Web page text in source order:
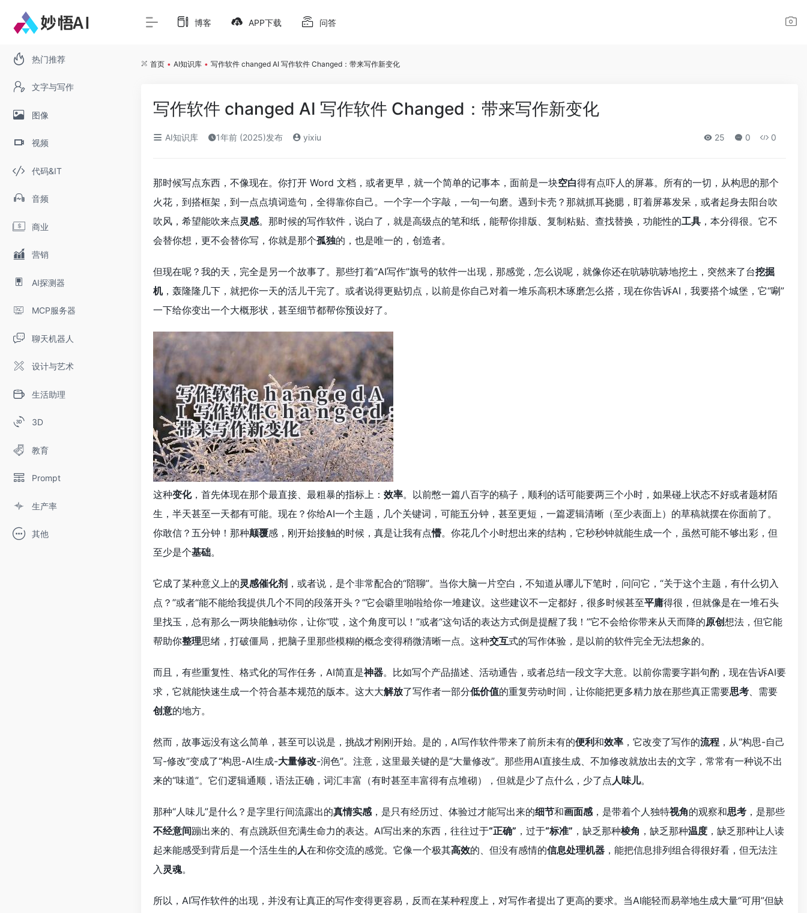
热门推荐
文字与写作
图像
视频
代码&IT
音频
商业
营销
AI探测器
MCP服务器
聊天机器人
设计与艺术
生活助理
3D
教育
Prompt
生产率
其他
博客 APP下载 问答
首页 • AI知识库 • 写作软件 changed AI 写作软件 Changed：带来写作新变化
写作软件 changed AI 写作软件 Changed：带来写作新变化
AI知识库 1年前 (2025)发布 yixiu 25 0 0
那时候写点东西，不像现在。你打开 Word 文档，或者更早，就一个简单的记事本，面前是一块空白得有点吓人的屏幕。所有的一切，从构思的那个
火花，到搭框架，到一点点填词造句，全得靠你自己。一个字一个字敲，一句一句磨。遇到卡壳？那就抓耳挠腮，盯着屏幕发呆，或者起身去阳台吹
吹风，希望能吹来点灵感。那时候的写作软件，说白了，就是高级点的笔和纸，能帮你排版、复制粘贴、查找替换，功能性的工具 ，本分得很。它不
会替你想，更不会替你写，你就是那个孤独的，也是唯一的，创造者。
但现在呢？我的天，完全是另一个故事了。那些打着“AI写作”旗号的软件一出现，那感觉，怎么说呢，就像你还在吭哧吭哧地挖土，突然来了台挖掘
机，轰隆隆几下，就把你一天的活儿干完了。或者说得更贴切点，以前是你自己对着一堆乐高积木琢磨怎么搭，现在你告诉AI，我要搭个城堡，它“唰”
一下给你变出一个大概形状，甚至细节都帮你预设好了。
这种变化，首先体现在那个最直接、最粗暴的指标上： 效率。以前憋一篇八百字的稿子，顺利的话可能要两三个小时，如果碰上状态不好或者题材陌
生，半天甚至一天都有可能。现在？你给AI一个主题，几个关键词，可能五分钟，甚至更短，一篇逻辑清晰（至少表面上）的草稿就摆在你面前了。
你敢信？五分钟！那种颠覆感，刚开始接触的时候，真是让我有点懵。你花几个小时想出来的结构，它秒秒钟就能生成一个，虽然可能不够出彩，但
至少是个基础。
它成了某种意义上的灵感催化剂 ，或者说，是个非常配合的“陪聊”。当你大脑一片空白，不知道从哪儿下笔时，问问它，“关于这个主题，有什么切入
点？”或者“能不能给我提供几个不同的段落开头？”它会噼里啪啦给你一堆建议。这些建议不一定都好，很多时候甚至平庸得很，但就像是在一堆石头
里找玉，总有那么一两块能触动你，让你“哎，这个角度可以！”或者“这句话的表达方式倒是提醒了我！”它不会给你带来从天而降的原创想法，但它能
帮助你整理思绪，打破僵局，把脑子里那些模糊的概念变得稍微清晰一点。这种交互式的写作体验，是以前的软件完全无法想象的。
而且，有些重复性、格式化的写作任务，AI简直是神器。比如写个产品描述、活动通告，或者总结一段文字大意。以前你需要字斟句酌，现在告诉AI要
求，它就能快速生成一个符合基本规范的版本。这大大解放了写作者一部分低价值的重复劳动时间，让你能把更多精力放在那些真正需要思考、需要
创意的地方。
然而，故事远没有这么简单，甚至可以说是，挑战才刚刚开始。是的，AI写作软件带来了前所未有的便利和效率 ，它改变了写作的流程 ，从“构思-自己
写-修改”变成了“构思-AI生成-大量修改-润色”。注意，这里最关键的是“大量修改”。那些用AI直接生成、不加修改就放出去的文字，常常有一种说不出
来的“味道”。它们逻辑通顺，语法正确，词汇丰富（有时甚至丰富得有点堆砌），但就是少了点什么，少了点人味儿。
那种“人味儿”是什么？是字里行间流露出的真情实感，是只有经历过、体验过才能写出来的细节和画面感，是带着个人独特视角的观察和思考 ，是那些
不经意间蹦出来的、有点跳跃但充满生命力的表达。AI写出来的东西，往往过于“正确” ，过于“标准” ，缺乏那种棱角 ，缺乏那种温度 ，缺乏那种让人读
起来能感受到背后是一个活生生的人在和你交流的感觉。它像一个极其高效的、但没有感情的信息处理机器 ，能把信息排列组合得很好看，但无法注
入 灵魂。
所以，AI写作软件的出现，并没有让真正的写作变得更容易，反而在某种程度上，对写作者提出了更高的要求。当AI能轻而易举地生成大量“可用”但缺